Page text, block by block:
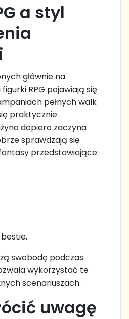
a styl
głównie na
RPG pojawiają się
pełnych walk
praktycznie
dopiero zaczyna
sprawdzają się
przedstawiające:
swobodę podczas
wykorzystać te
scenariuszach.
uwagę